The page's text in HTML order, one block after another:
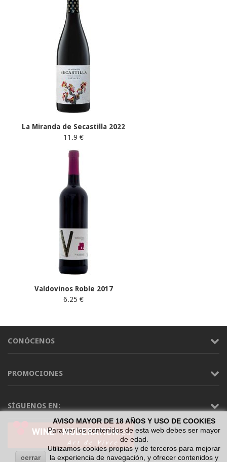
La Miranda de Secastilla 2022
11.9 €
Valdovinos Roble 2017
6.25 €
CONÓCENOS
PROMOCIONES
SÍGUENOS EN:
cerrar
AVISO MAYOR DE 18 AÑOS Y USO DE COOKIES
Para ver los contenidos de esta web debes ser mayor
de edad.
Utilizamos cookies propias y de terceros para mejorar
la experiencia de navegación, y ofrecer contenidos y